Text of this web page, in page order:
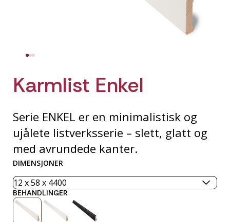
Karmlist Enkel
Serie ENKEL er en minimalistisk og
ujålete listverksserie – slett, glatt og
med avrundede kanter.
DIMENSJONER
BEHANDLINGER